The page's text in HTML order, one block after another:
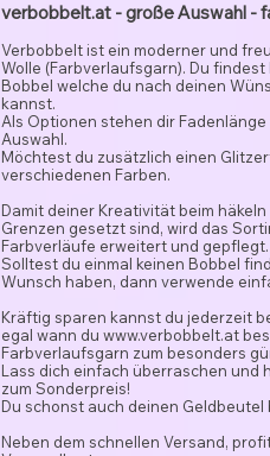
verbobbelt.at - große Auswahl -
Verbobbelt ist ein moderner und
Wolle (Farbverlaufsgarn). Du
Bobbel welche du nach deinen
kannst.
Als Optionen stehen dir
Auswahl.
Möchtest du zusätzlich einen
verschiedenen Farben.
Damit deiner Kreativität beim
Grenzen gesetzt sind, wird das
Farbverläufe erweitert und gepflegt.
Solltest du einmal keinen Bobbel
Wunsch haben, dann verwende
Kräftig sparen kannst du jederzeit
egal wann du www.verbobbelt.at
Farbverlaufsgarn zum besonders
Lass dich einfach überraschen und
zum Sonderpreis!
Du schonst auch deinen
Neben dem schnellen Versand,